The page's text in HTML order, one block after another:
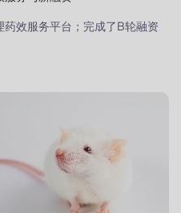
药效服务平台；完成了B轮融资